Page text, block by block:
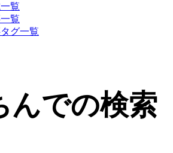
覧
覧
グ一覧
んでの検索